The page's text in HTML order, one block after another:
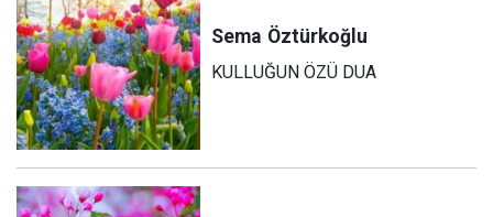
Sema Öztürkoğlu
KULLUĞUN ÖZÜ DUA